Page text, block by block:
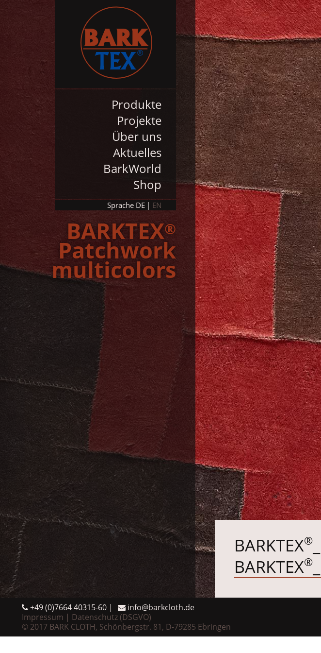
Produkte
Projekte
Über uns
Aktuelles
BarkWorld
Shop
Sprache DE EN
BARKTEX®
Patch­work
mul­ti­co­lors
BARKTEX®
BARKTEX®
+49 (0)7664 40315-60
info@barkcloth.de
Impressum
Datenschutz (DSGVO)
© 2017 BARK CLOTH, Schönbergstr. 81, D-79285 Ebringen